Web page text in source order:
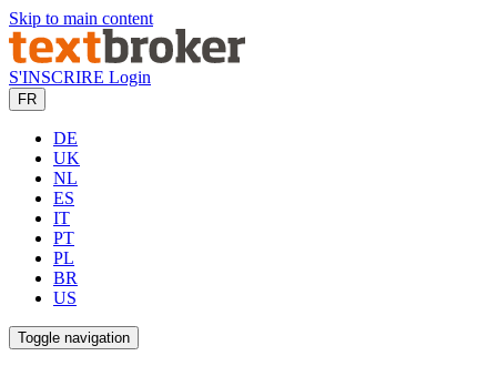
Skip to main content
S'INSCRIRE Login
FR
DE
UK
NL
ES
IT
PT
PL
BR
US
Toggle navigation